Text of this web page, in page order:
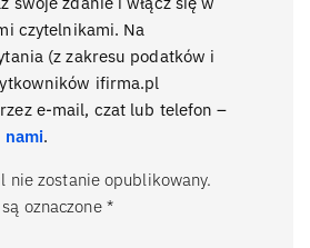
czytelnikami. Na
(z zakresu podatków i
ifirma.pl
e-mail, czat lub telefon –
nami.
nie zostanie opublikowany.
oznaczone *